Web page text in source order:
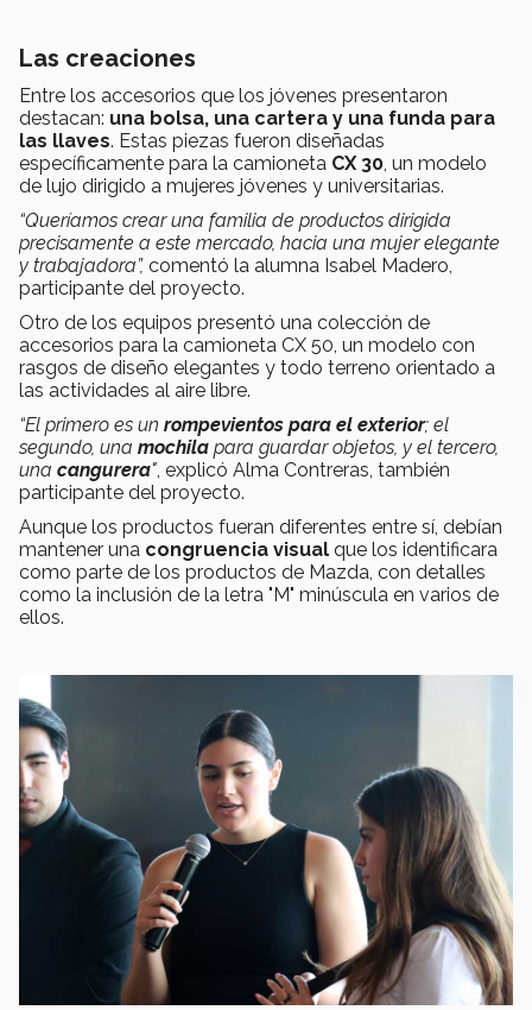
Las creaciones
Entre los accesorios que los jóvenes presentaron
destacan: una bolsa, una cartera y una funda para
las llaves. Estas piezas fueron diseñadas
específicamente para la camioneta CX 30, un modelo
de lujo dirigido a mujeres jóvenes y universitarias.
“Queríamos crear una familia de productos dirigida
precisamente a este mercado, hacia una mujer elegante
y trabajadora”, comentó la alumna Isabel Madero,
participante del proyecto.
Otro de los equipos presentó una colección de
accesorios para la camioneta CX 50, un modelo con
rasgos de diseño elegantes y todo terreno orientado a
las actividades al aire libre.
“El primero es un rompevientos para el exterior; el
segundo, una mochila para guardar objetos, y el tercero,
una cangurera", explicó Alma Contreras, también
participante del proyecto.
Aunque los productos fueran diferentes entre sí, debían
mantener una congruencia visual que los identificara
como parte de los productos de Mazda, con detalles
como la inclusión de la letra "M" minúscula en varios de
ellos.